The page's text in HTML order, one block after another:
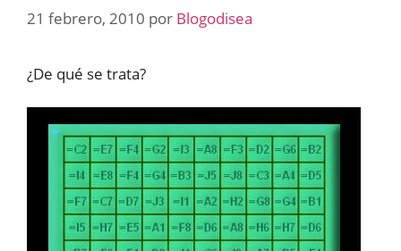
21 febrero, 2010 por Blogodisea
¿De qué se trata?